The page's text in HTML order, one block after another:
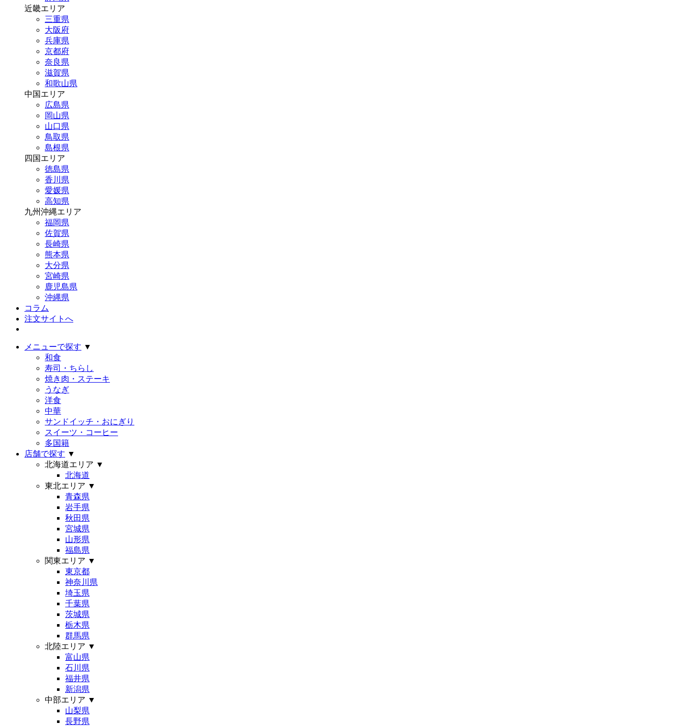
近畿エリア
三重県
大阪府
兵庫県
京都府
奈良県
滋賀県
和歌山県
中国エリア
広島県
岡山県
山口県
鳥取県
島根県
四国エリア
徳島県
香川県
愛媛県
高知県
九州沖縄エリア
福岡県
佐賀県
長崎県
熊本県
大分県
宮崎県
鹿児島県
沖縄県
コラム
注文サイトへ
メニューで探す ▼
和食
寿司・ちらし
焼き肉・ステーキ
うなぎ
洋食
中華
サンドイッチ・おにぎり
スイーツ・コーヒー
多国籍
店舗で探す ▼
北海道エリア ▼
北海道
東北エリア ▼
青森県
岩手県
秋田県
宮城県
山形県
福島県
関東エリア ▼
東京都
神奈川県
埼玉県
千葉県
茨城県
栃木県
群馬県
北陸エリア ▼
富山県
石川県
福井県
新潟県
中部エリア ▼
山梨県
長野県